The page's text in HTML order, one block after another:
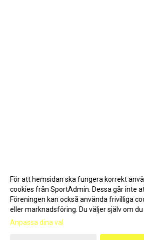
Gå till Webbversion
För att hemsidan ska fungera korrekt
cookies från SportAdmin. Dessa går inte
Föreningen kan också använda frivilliga
eller marknadsföring. Du väljer själv om du
Anpassa dina val